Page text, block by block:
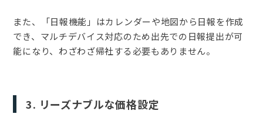
また、「日報機能」はカレンダーや地図から日報を作成
でき、マルチデバイス対応のため出先での日報提出が可
能になり、わざわざ帰社する必要もありません。
3. リーズナブルな価格設定